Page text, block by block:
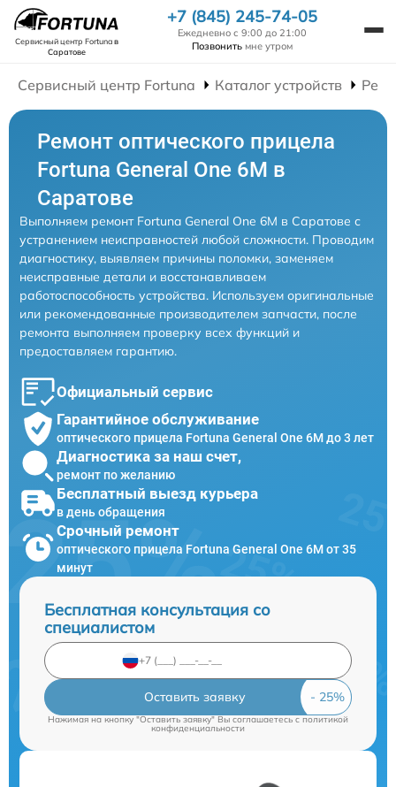
Сервисный центр Fortunaв
Саратове
+7 (845) 245-74-05
Ежедневно с 9:00 до 21:00
Позвонить мне утром
Сервисный центр Fortuna Каталог устройств
Ремонт оптического прицела
Fortuna General One 6M в
Саратове
Выполняем ремонт Fortuna General One 6M в Саратове с
устранением неисправностей любой сложности. Проводим
диагностику, выявляем причины поломки, заменяем
неисправные детали и восстанавливаем
работоспособность устройства. Используем оригинальные
или рекомендованные производителем запчасти, после
ремонта выполняем проверку всех функций и
предоставляем гарантию.
Официальный сервис
Гарантийное обслуживание
оптического прицела Fortuna General One 6M до 3 лет
Диагностика за наш счет,
ремонт по желанию
Бесплатный выезд курьера
в день обращения
Срочный ремонт
оптического прицела Fortuna General One 6M от 35
минут
Бесплатная консультация со
специалистом
Оставить заявку
Нажимая на кнопку "Оставить заявку" Вы соглашаетесь cполитикой
конфиденциальности